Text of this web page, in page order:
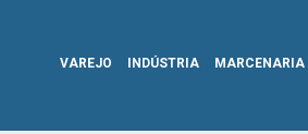
VAREJO INDÚSTRIA MARCENARIA